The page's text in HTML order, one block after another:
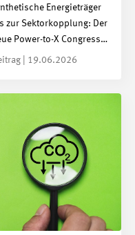
Energieträger
zur Sektorkopplung: Der
Power-to-X Congress…
| 19.06.2026